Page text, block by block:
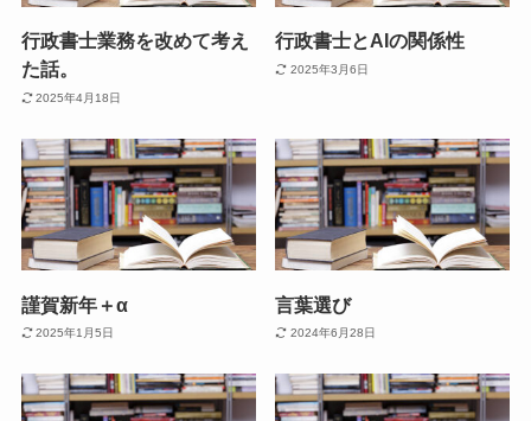
行政書士業務を改めて考え
た話。
2025年4月18日
行政書士とAIの関係性
2025年3月6日
謹賀新年＋α
2025年1月5日
言葉選び
2024年6月28日